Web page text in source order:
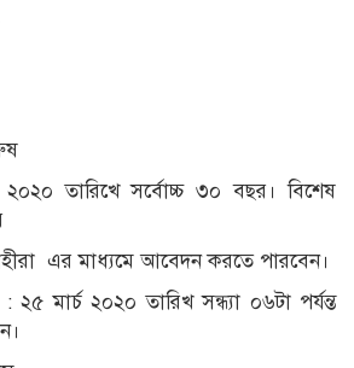
তারিখে সর্বোচ্চ ৩০ বছর। বিশেষ
এর মাধ্যমে আবেদন করতে পারবেন।
মার্চ ২০২০ তারিখ সন্ধ্যা ০৬টা পর্যন্ত